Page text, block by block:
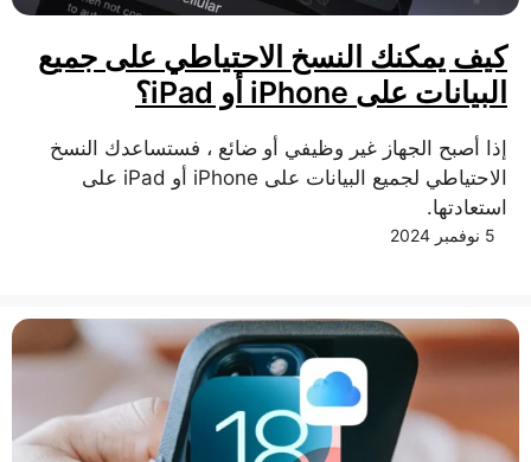
كيف يمكنك النسخ الاحتياطي على جميع
البيانات على iPhone أو iPad؟
إذا أصبح الجهاز غير وظيفي أو ضائع ، فستساعدك النسخ
الاحتياطي لجميع البيانات على iPhone أو iPad على
استعادتها.
5 نوفمبر 2024